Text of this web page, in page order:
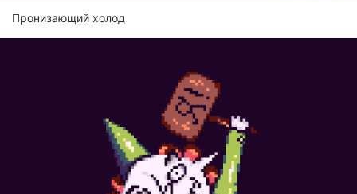
Пронизающий холод